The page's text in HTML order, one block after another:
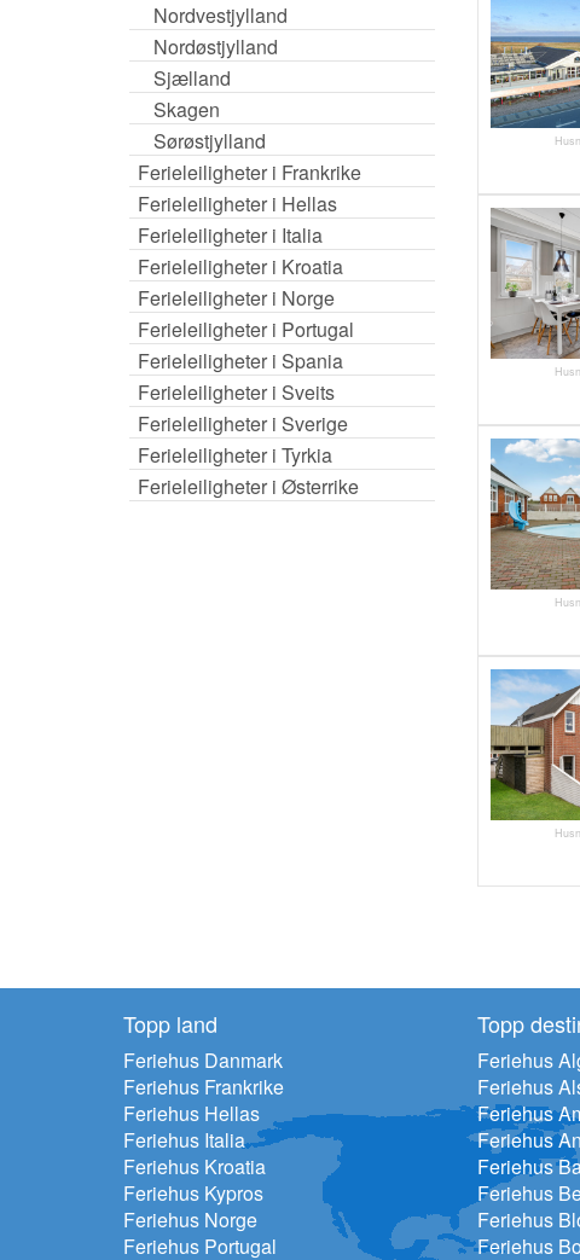
Nordvestjylland
Nordøstjylland
Sjælland
Skagen
Sørøstjylland
Ferieleiligheter i Frankrike
Ferieleiligheter i Hellas
Ferieleiligheter i Italia
Ferieleiligheter i Kroatia
Ferieleiligheter i Norge
Ferieleiligheter i Portugal
Ferieleiligheter i Spania
Ferieleiligheter i Sveits
Ferieleiligheter i Sverige
Ferieleiligheter i Tyrkia
Ferieleiligheter i Østerrike
Topp land
Feriehus Danmark
Feriehus Frankrike
Feriehus Hellas
Feriehus Italia
Feriehus Kroatia
Feriehus Kypros
Feriehus Norge
Feriehus Portugal
Topp
Feriehus
Feriehus
Feriehus
Feriehus
Feriehus
Feriehus
Feriehus
Feriehus